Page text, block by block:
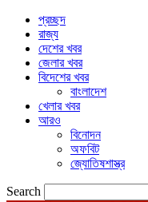
প্রচ্ছদ
রাজ্য
দেশের খবর
জেলার খবর
বিদেশের খবর
বাংলাদেশ
খেলার খবর
আরও
বিনোদন
অফবিট
জ্যোতিষশাস্ত্র
Search